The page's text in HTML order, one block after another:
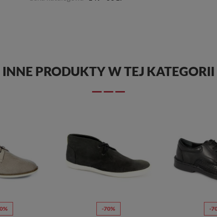
INNE PRODUKTY W TEJ KATEGORII
-70% -